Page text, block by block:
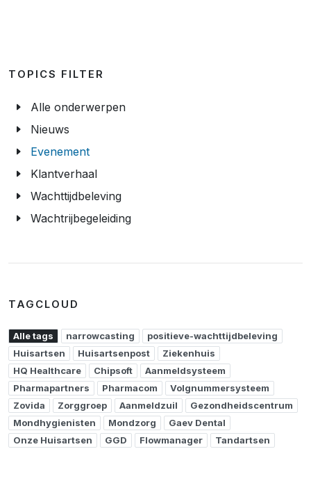
TOPICS FILTER
Alle onderwerpen
Nieuws
Evenement
Klantverhaal
Wachttijdbeleving
Wachtrijbegeleiding
TAGCLOUD
Alle tags narrowcasting
positieve-wachttijdbeleving
Huisartsen
Huisartsenpost
Ziekenhuis
HQ Healthcare
Chipsoft
Aanmeldsysteem
Pharmapartners
Pharmacom
Volgnummersysteem
Zovida
Zorggroep Aanmeldzuil
Gezondheidscentrum
Mondhygienisten
Mondzorg
Gaev Dental
Onze Huisartsen
GGD Flowmanager Tandartsen